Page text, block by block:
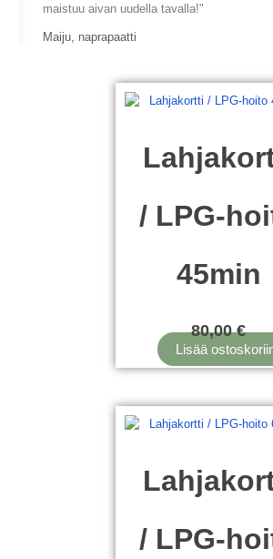
maistuu aivan uudella tavalla!"
Maiju, naprapaatti
/ LPG-
45min
80,00€
Lisää
/ LPG-